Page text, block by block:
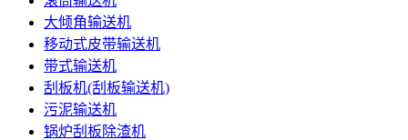
大倾角输送机
移动式皮带输送机
带式输送机
刮板机(刮板输送机)
污泥输送机
锅炉刮板除渣机